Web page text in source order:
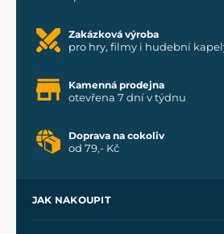
Zakázková výroba
pro hry, filmy i hudební
Kamenná prodejna
otevřena 7 dní v týdnu
Doprava na cokoliv
od 79,- Kč
JAK NAKOUPIT